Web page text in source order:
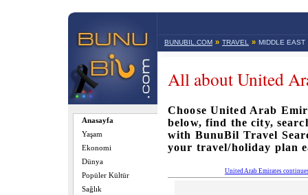
Anasayfa
Yaşam
Ekonomi
Dünya
Popüler Kültür
Sağlık
BUNUBIL.COM » TRAVEL » MIDDLE EAST
All about United
Choose United Arab
below, find the city,
with BunuBil Travel
your travel/holiday plan
United Arab Emirates